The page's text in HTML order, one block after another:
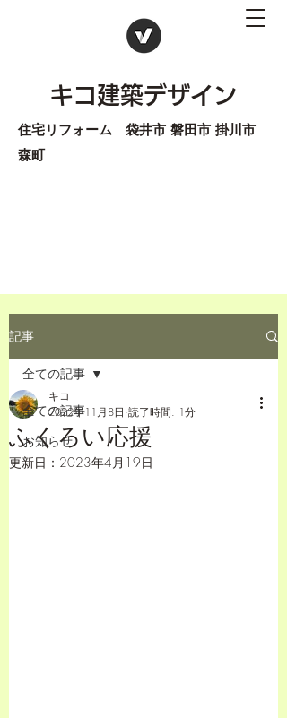
キコ建築デザイン
住宅リフォーム 袋井市 磐田市 掛川市
森町
記事
全ての記事
お知らせ
全ての記事
ふくろい応援
キコ
2022年11月8日 読了時間: 1分
更新日： 2023年4月19日